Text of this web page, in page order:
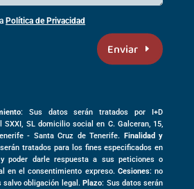
Política de Privacidad
Enviar
: Sus datos serán tratados por I+D
SXXI, SL domicilio social en C. Galceran, 15,
- Santa Cruz de Tenerife. Finalidad y
tratados para los fines especificados en
poder darle respuesta a sus peticiones o
en el consentimiento expreso. Cesiones: no
salvo obligación legal.Plazo: Sus datos serán